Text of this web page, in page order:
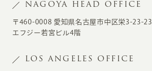
NAGOYA HEAD OFFICE
〒460-0008 愛知県名古屋市中区栄3-23-23
エフジー若宮ビル4階
LOS ANGELES OFFICE